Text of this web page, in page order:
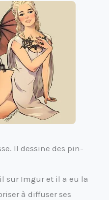
Il dessine des pin-
sur Imgur et il a eu la
à diffuser ses